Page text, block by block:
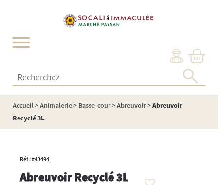
Recherchez :
Accueil>Animalerie> Basse-cour>Abreuvoir>Abreuvoir
Recyclé 3L
Réf : #43494
Abreuvoir Recyclé 3L